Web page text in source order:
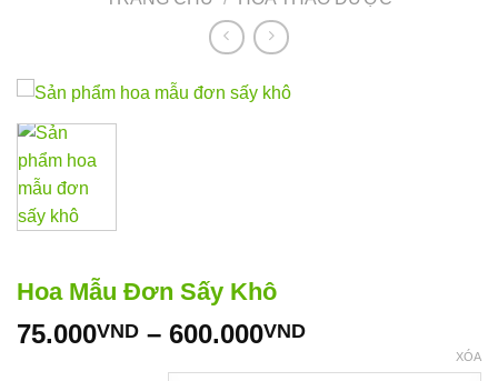
Hoa Mẫu Đơn Sấy Khô
75.000VND – 600.000VNDKhoảng
XÓA